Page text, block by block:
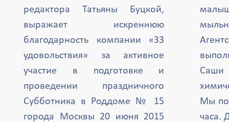
редактора Татьяны Буцкой,
выражает искреннюю
благодарность компании «33
удовольствия» за активное
участие в подготовке и
проведении праздничного
Субботника в Роддоме № 15
города Москвы 20 июня 2015
Саши
Мы
часа.